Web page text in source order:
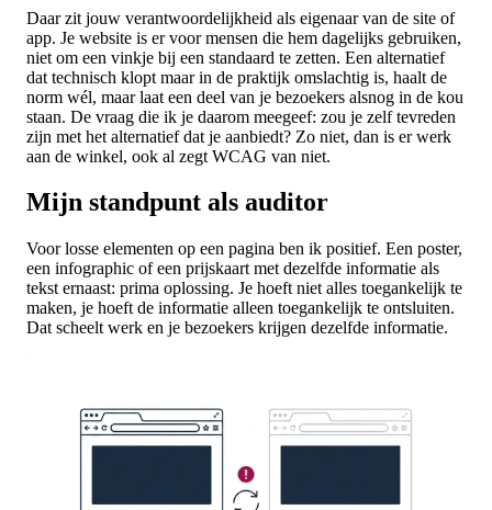
Daar zit jouw verantwoordelijkheid als eigenaar van de site of
app. Je website is er voor mensen die hem dagelijks gebruiken,
niet om een vinkje bij een standaard te zetten. Een alternatief
dat technisch klopt maar in de praktijk omslachtig is, haalt de
norm wél, maar laat een deel van je bezoekers alsnog in de kou
staan. De vraag die ik je daarom meegeef: zou je zelf tevreden
zijn met het alternatief dat je aanbiedt? Zo niet, dan is er werk
aan de winkel, ook al zegt WCAG van niet.
Mijn standpunt als auditor
Voor losse elementen op een pagina ben ik positief. Een poster,
een infographic of een prijskaart met dezelfde informatie als
tekst ernaast: prima oplossing. Je hoeft niet alles toegankelijk te
maken, je hoeft de informatie alleen toegankelijk te ontsluiten.
Dat scheelt werk en je bezoekers krijgen dezelfde informatie.